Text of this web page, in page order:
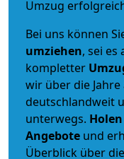
Umzug
Bei uns können
umziehen, sei es
kompletter
wir über die
deutschlandweit
unterwegs.
Angebote und
Überblick über